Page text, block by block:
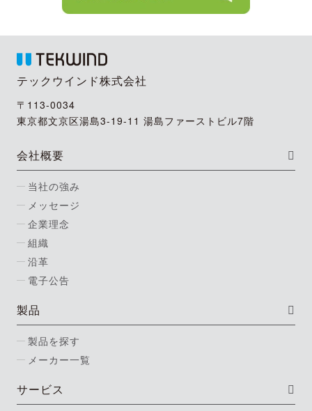
テックウインド株式会社
〒113-0034
東京都文京区湯島3-19-11 湯島ファーストビル7階
会社概要
当社の強み
メッセージ
企業理念
組織
沿革
電子公告
製品
製品を探す
メーカー一覧
サービス